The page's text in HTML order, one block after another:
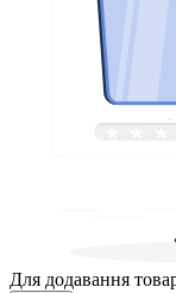
Для додавання